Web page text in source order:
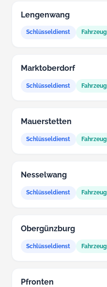
Lengenwang
Schlüsseldienst Fahrzeug
Marktoberdorf
Schlüsseldienst Fahrzeug
Mauerstetten
Schlüsseldienst Fahrzeug
Nesselwang
Schlüsseldienst Fahrzeug
Obergünzburg
Schlüsseldienst Fahrzeug
Pfronten